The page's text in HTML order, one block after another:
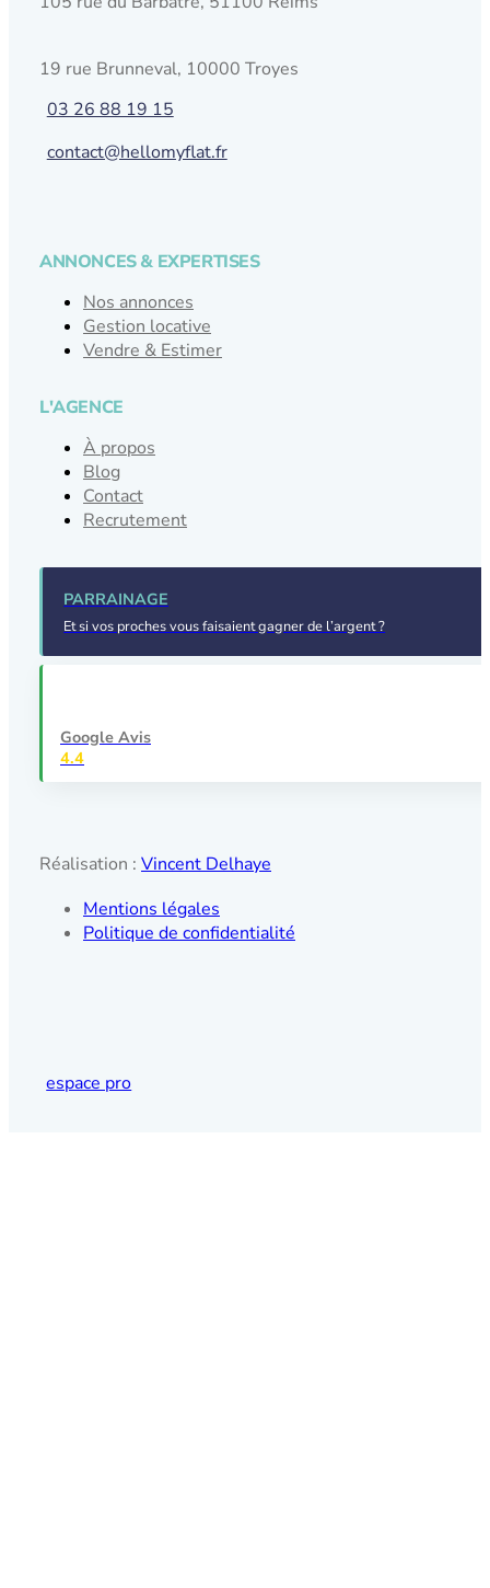
19 rue Brunneval, 10000 Troyes
03 26 88 19 15
contact@hellomyflat.fr
ANNONCES & EXPERTISES
Nos annonces
Gestion locative
Vendre & Estimer
L'AGENCE
À propos
Blog
Contact
Recrutement
PARRAINAGE
Et si vos proches vous faisaient gagner de l’argent ?
Google Avis
4.4
Réalisation : Vincent Delhaye
Mentions légales
Politique de confidentialité
espace pro